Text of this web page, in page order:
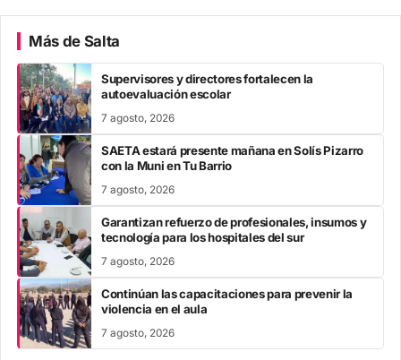
Más de Salta
Supervisores y directores fortalecen la
autoevaluación escolar
7 agosto, 2026
SAETA estará presente mañana en Solís Pizarro
con la Muni en Tu Barrio
7 agosto, 2026
Garantizan refuerzo de profesionales, insumos y
tecnología para los hospitales del sur
7 agosto, 2026
Continúan las capacitaciones para prevenir la
violencia en el aula
7 agosto, 2026